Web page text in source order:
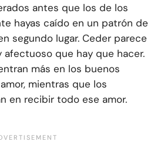
antes que los de los
hayas caído en un patrón de
segundo lugar. Ceder parece
afectuoso que hay que hacer.
más en los buenos
mientras que los
en recibir todo ese amor.